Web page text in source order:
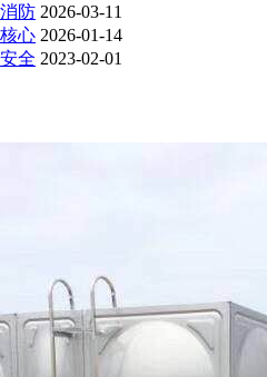
防 2026-03-11
心 2026-01-14
全 2023-02-01